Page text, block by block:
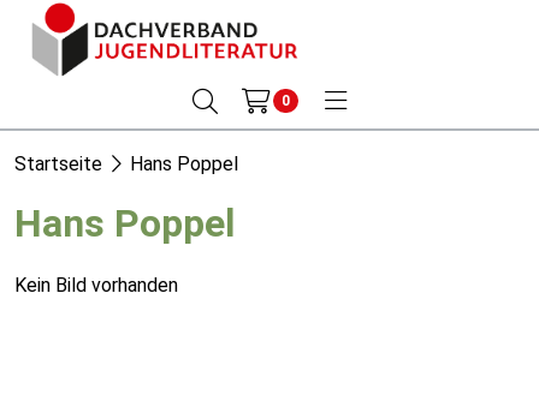
0
Startseite Hans Poppel
Hans Poppel
Kein Bild vorhanden